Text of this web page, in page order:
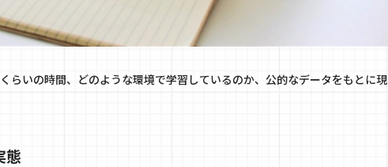
らいの時間、どのような環境で学習しているのか、公的なデータをもとに現
態